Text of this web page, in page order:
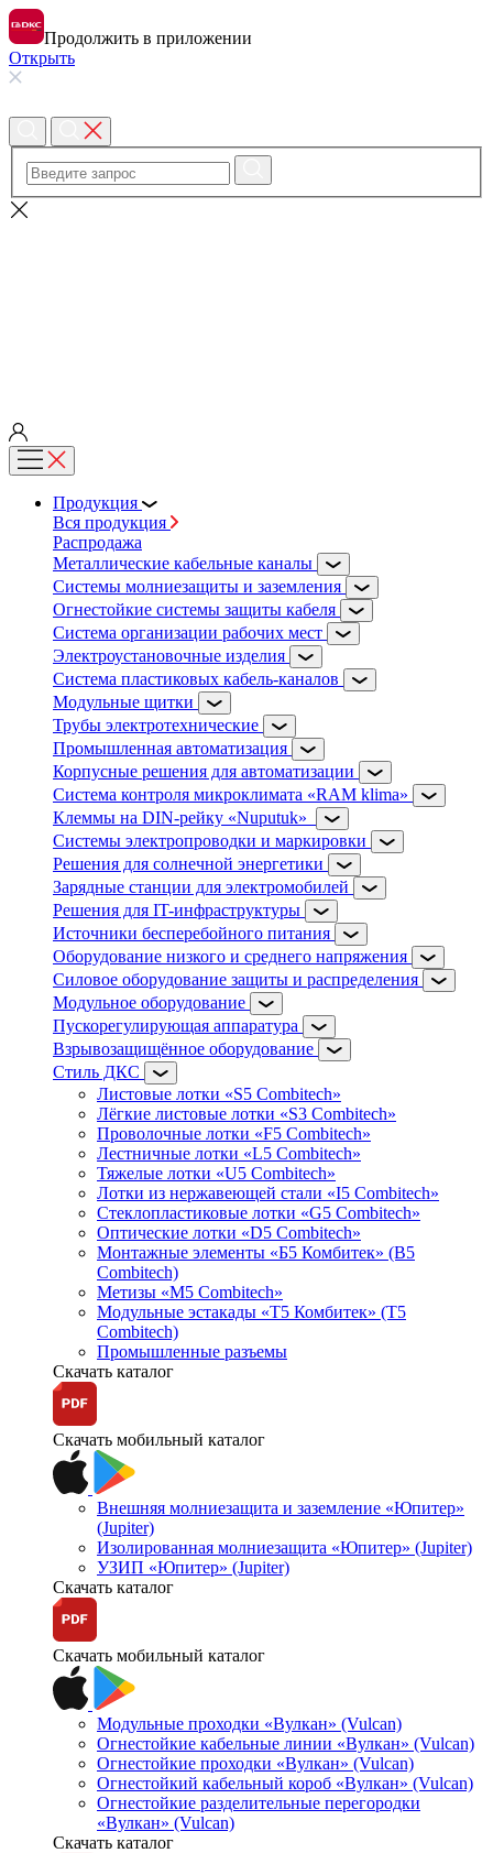
Продолжить в приложении
Открыть
Продукция
Вся продукция
Распродажа
Металлические кабельные каналы
Системы молниезащиты и заземления
Огнестойкие системы защиты кабеля
Система организации рабочих мест
Электроустановочные изделия
Система пластиковых кабель-каналов
Модульные щитки
Трубы электротехнические
Промышленная автоматизация
Корпусные решения для автоматизации
Система контроля микроклимата «RAM klima»
Клеммы на DIN-рейку «Nuputuk»
Системы электропроводки и маркировки
Решения для солнечной энергетики
Зарядные станции для электромобилей
Решения для IT-инфраструктуры
Источники бесперебойного питания
Оборудование низкого и среднего напряжения
Силовое оборудование защиты и распределения
Модульное оборудование
Пускорегулирующая аппаратура
Взрывозащищённое оборудование
Стиль ДКС
Листовые лотки «S5 Combitech»
Лёгкие листовые лотки «S3 Combitech»
Проволочные лотки «F5 Combitech»
Лестничные лотки «L5 Combitech»
Тяжелые лотки «U5 Combitech»
Лотки из нержавеющей стали «I5 Combitech»
Стеклопластиковые лотки «G5 Combitech»
Оптические лотки «D5 Combitech»
Монтажные элементы «Б5 Комбитек» (B5
Combitech)
Метизы «M5 Combitech»
Модульные эстакады «Т5 Комбитек» (T5
Combitech)
Промышленные разъемы
Скачать каталог
Скачать мобильный каталог
Внешняя молниезащита и заземление «Юпитер»
(Jupiter)
Изолированная молниезащита «Юпитер» (Jupiter)
УЗИП «Юпитер» (Jupiter)
Скачать каталог
Скачать мобильный каталог
Модульные проходки «Вулкан» (Vulcan)
Огнестойкие кабельные линии «Вулкан» (Vulcan)
Огнестойкие проходки «Вулкан» (Vulcan)
Огнестойкий кабельный короб «Вулкан» (Vulcan)
Огнестойкие разделительные перегородки
«Вулкан» (Vulcan)
Скачать каталог